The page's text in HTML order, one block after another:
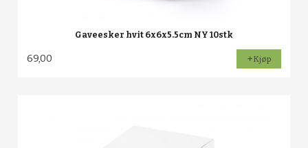
Gaveesker hvit 6x6x5.5cm NY 10stk
69,00 Kjøp